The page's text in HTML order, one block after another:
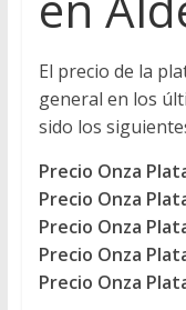
El precio de la
general en los
sido los
Precio Onza
Precio Onza
Precio Onza
Precio Onza
Precio Onza